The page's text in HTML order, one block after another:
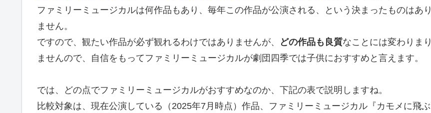
ファミリーミュージカルは何作品もあり、毎年この作品が公演される、という決まったものはあり
ません。
ですので、観たい作品が必ず観れるわけではありませんが、
どの作品も良質なことには変わりまり
ませんので、自信をもってファミリーミュージカルが劇団四季では子供におすすめと言えます。
では、どの点でファミリーミュージカルがおすすめなのか、下記の表で説明しますね。
比較対象は、現在公演している（2025年7月時点）作品、ファミリーミュージカル『カモメに飛ぶ